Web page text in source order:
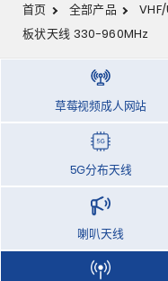
首页 全部产品
板状天线 330-960MHz
草莓视频成人网站
5G分布天线
喇叭天线